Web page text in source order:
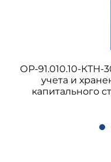
ОР-91.010.10-КТН-
учета и
капитального